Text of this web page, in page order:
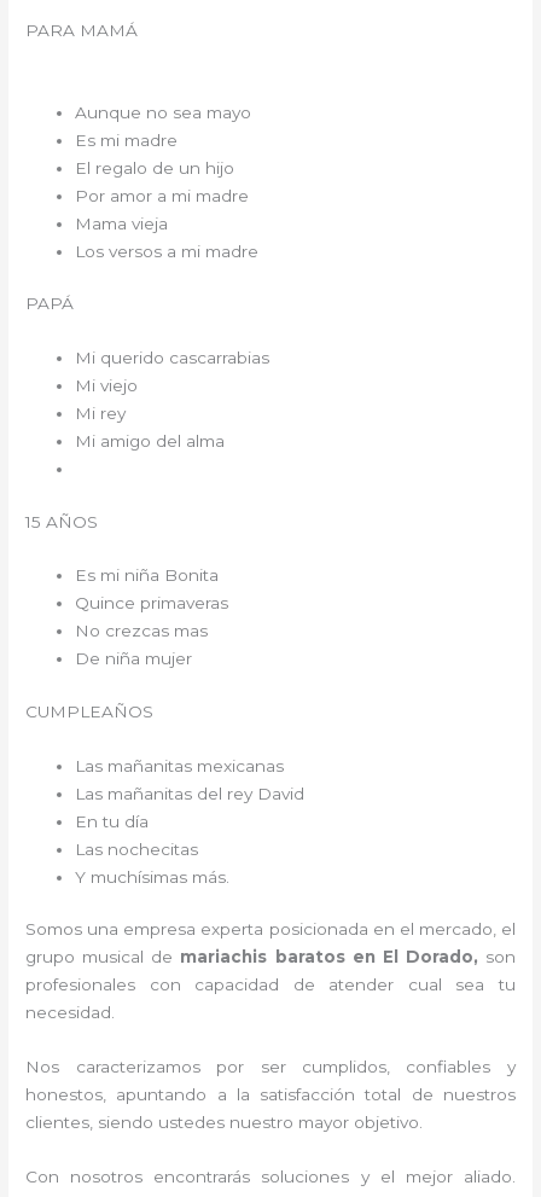
PARA MAMÁ
Aunque no sea mayo
Es mi madre
El regalo de un hijo
Por amor a mi madre
Mama vieja
Los versos a mi madre
PAPÁ
Mi querido cascarrabias
Mi viejo
Mi rey
Mi amigo del alma
15 AÑOS
Es mi niña Bonita
Quince primaveras
No crezcas mas
De niña mujer
CUMPLEAÑOS
Las mañanitas mexicanas
Las mañanitas del rey David
En tu día
Las nochecitas
Y muchísimas más.
Somos una empresa experta posicionada en el mercado, el
grupo musical de mariachis baratos en El Dorado, son
profesionales con capacidad de atender cual sea tu
necesidad.
Nos caracterizamos por ser cumplidos, confiables y
honestos, apuntando a la satisfacción total de nuestros
clientes, siendo ustedes nuestro mayor objetivo.
Con nosotros encontrarás soluciones y el mejor aliado.